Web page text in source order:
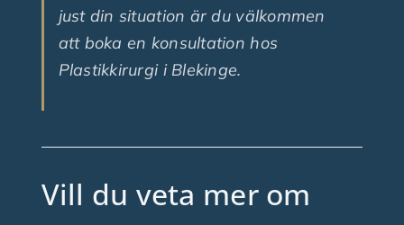
just din situation är du välkommen
att boka en konsultation hos
Plastikkirurgi i Blekinge.
Vill du veta mer om